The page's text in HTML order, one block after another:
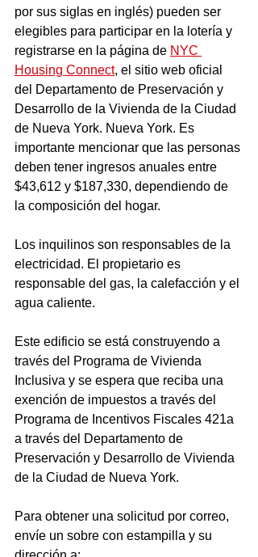
por sus siglas en inglés) pueden ser
elegibles para participar en la lotería y
registrarse en la página de NYC
Housing Connect, el sitio web oficial
del Departamento de Preservación y
Desarrollo de la Vivienda de la Ciudad
de Nueva York. Nueva York. Es
importante mencionar que las personas
deben tener ingresos anuales entre
$43,612 y $187,330, dependiendo de
la composición del hogar.
Los inquilinos son responsables de la
electricidad. El propietario es
responsable del gas, la calefacción y el
agua caliente.
Este edificio se está construyendo a
través del Programa de Vivienda
Inclusiva y se espera que reciba una
exención de impuestos a través del
Programa de Incentivos Fiscales 421a
a través del Departamento de
Preservación y Desarrollo de Vivienda
de la Ciudad de Nueva York.
Para obtener una solicitud por correo,
envíe un sobre con estampilla y su